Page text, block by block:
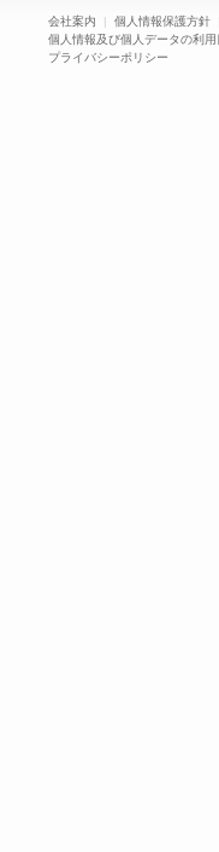
会社案内 | 個人情報保護方針
個人情報及び個人データの利用
プライバシーポリシー